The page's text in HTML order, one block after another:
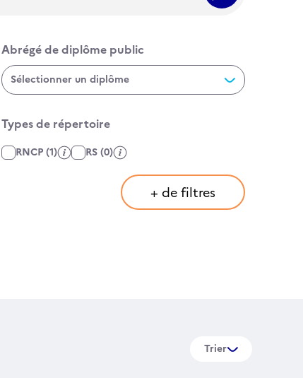
Rechercher
Abrégé de diplôme public
Abrégé de diplôme public
Sélectionner un diplôme
Affiner par type de fiche
Types de répertoire
RNCP(1) RS(0)
+ de filtres
Trier